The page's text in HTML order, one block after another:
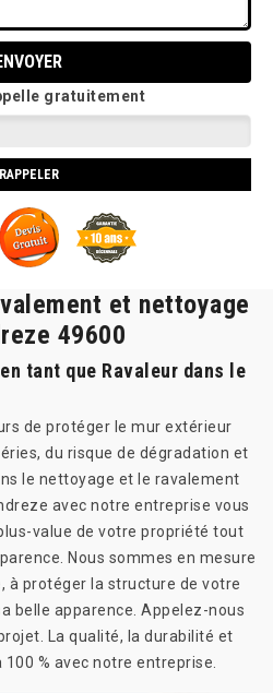
gratuitement
et nettoyage
49600
tant que Ravaleur dans le
de protéger le mur extérieur
du risque de dégradation et
le nettoyage et le ravalement
avec notre entreprise vous
value de votre propriété tout
Nous sommes en mesure
à protéger la structure de votre
belle apparence. Appelez-nous
La qualité, la durabilité et
% avec notre entreprise.